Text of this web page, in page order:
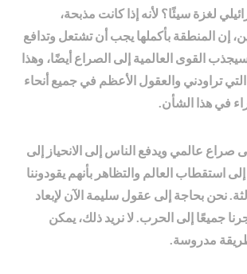
لغزة سيئًا؟ لأنه إذا كانت مذبحة،
إن المنطقة بأكملها يجب أن تشتعل وتدافع
القوى العالمية إلى الصراع أيضًا، وهذا
تراودني والعقول الأعظم في جميع أنحاء
في هذا الشأن.
صراع عالمي ويدفع الناس إلى الانحياز إلى
استقطاب العالم والتظاهر بأنهم يقودوننا
نحن بحاجة إلى عقول سليمة الآن لإبعاد
جميعًا إلى الحرب. لا نريد ذلك، يمكن
مدروسة.